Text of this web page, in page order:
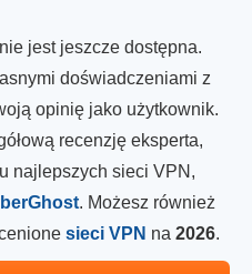
jest jeszcze dostępna.
doświadczeniami z
opinię jako użytkownik.
recenzję eksperta,
najlepszych sieci VPN,
. Możesz również
sieci VPN na 2026.